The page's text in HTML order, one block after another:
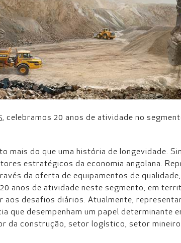
celebramos 20 anos de atividade no
mais do que uma história de longevidade.
estratégicos da economia angolana.
da oferta de equipamentos de
anos de atividade neste segmento, em
desafios diários. Atualmente,
que desempenham um papel determinante
da construção, setor logístico, setor